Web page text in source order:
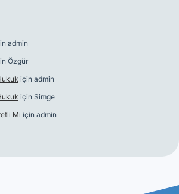
admin
Özgür
için admin
için Simge
Mi için admin